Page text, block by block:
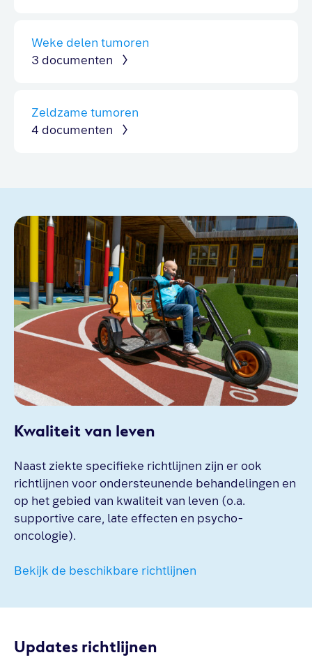
Weke delen tumoren
3 documenten
Zeldzame tumoren
4 documenten
Kwaliteit van leven
Naast ziekte specifieke richtlijnen zijn er ook
richtlijnen voor ondersteunende behandelingen en
op het gebied van kwaliteit van leven (o.a.
supportive care, late effecten en psycho-
oncologie).
Bekijk de beschikbare richtlijnen
Updates richtlijnen